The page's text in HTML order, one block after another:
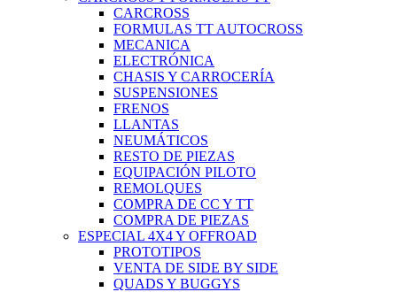
CARCROSS
FORMULAS TT AUTOCROSS
MECANICA
ELECTRÓNICA
CHASIS Y CARROCERÍA
SUSPENSIONES
FRENOS
LLANTAS
NEUMÁTICOS
RESTO DE PIEZAS
EQUIPACIÓN PILOTO
REMOLQUES
COMPRA DE CC Y TT
COMPRA DE PIEZAS
ESPECIAL 4X4 Y OFFROAD
PROTOTIPOS
VENTA DE SIDE BY SIDE
QUADS Y BUGGYS